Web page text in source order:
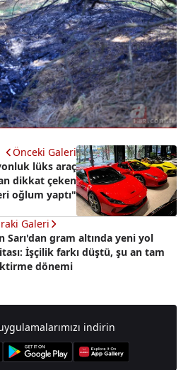
Önceki Galeri
lüks araç
dikkat çeken
oğlum yaptı"
Galeri
Sarı'dan gram altında yeni yol
İşçilik farkı düştü, şu an tam
dönemi
indirin